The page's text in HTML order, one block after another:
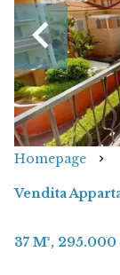
Homepage
Vendita
37 M², 295.000